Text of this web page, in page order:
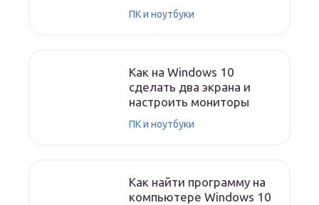
ПК и ноутбуки
Как на Windows 10
сделать два экрана и
настроить мониторы
ПК и ноутбуки
Как найти программу на
компьютере Windows 10